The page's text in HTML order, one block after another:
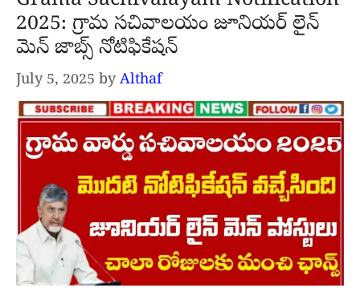
2025: గ్రామ సచివాలయం జూనియర్ లైన్
మెన్ జాబ్స్ నోటిఫికేషన్
July 5, 2025 by Althaf